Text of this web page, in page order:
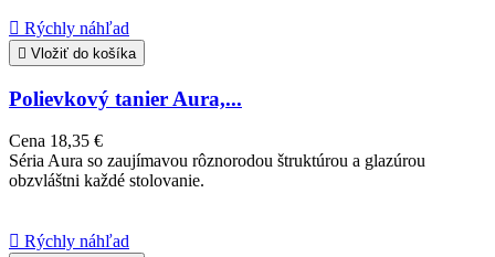
 Rýchly náhľad
 Vložiť do košíka
Polievkový tanier Aura,...
Cena 18,35 €
Séria Aura so zaujímavou rôznorodou štruktúrou a glazúrou
obzvláštni každé stolovanie.
 Rýchly náhľad